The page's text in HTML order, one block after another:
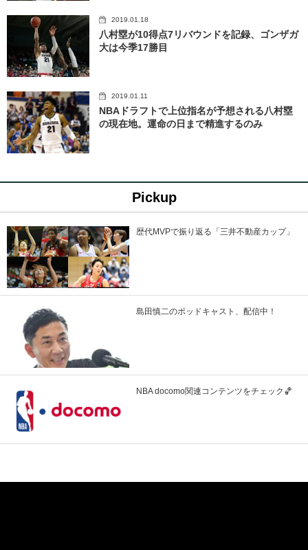
2019.01.18
八村塁が10得点7リバウンドを記録、ゴンザガ
大は今季17勝目
2019.01.11
NBAドラフトで上位指名が予想される八村塁
の現在地。運命の日まで精進するのみ
Pickup
歴代MVPで振り返る「三井不動産カップ」
島田慎二のポッドキャスト、配信中！
NBA docomo関連コンテンツをチェック🏀